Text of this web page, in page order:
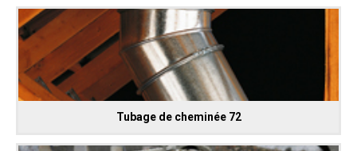
Tubage de cheminée 72